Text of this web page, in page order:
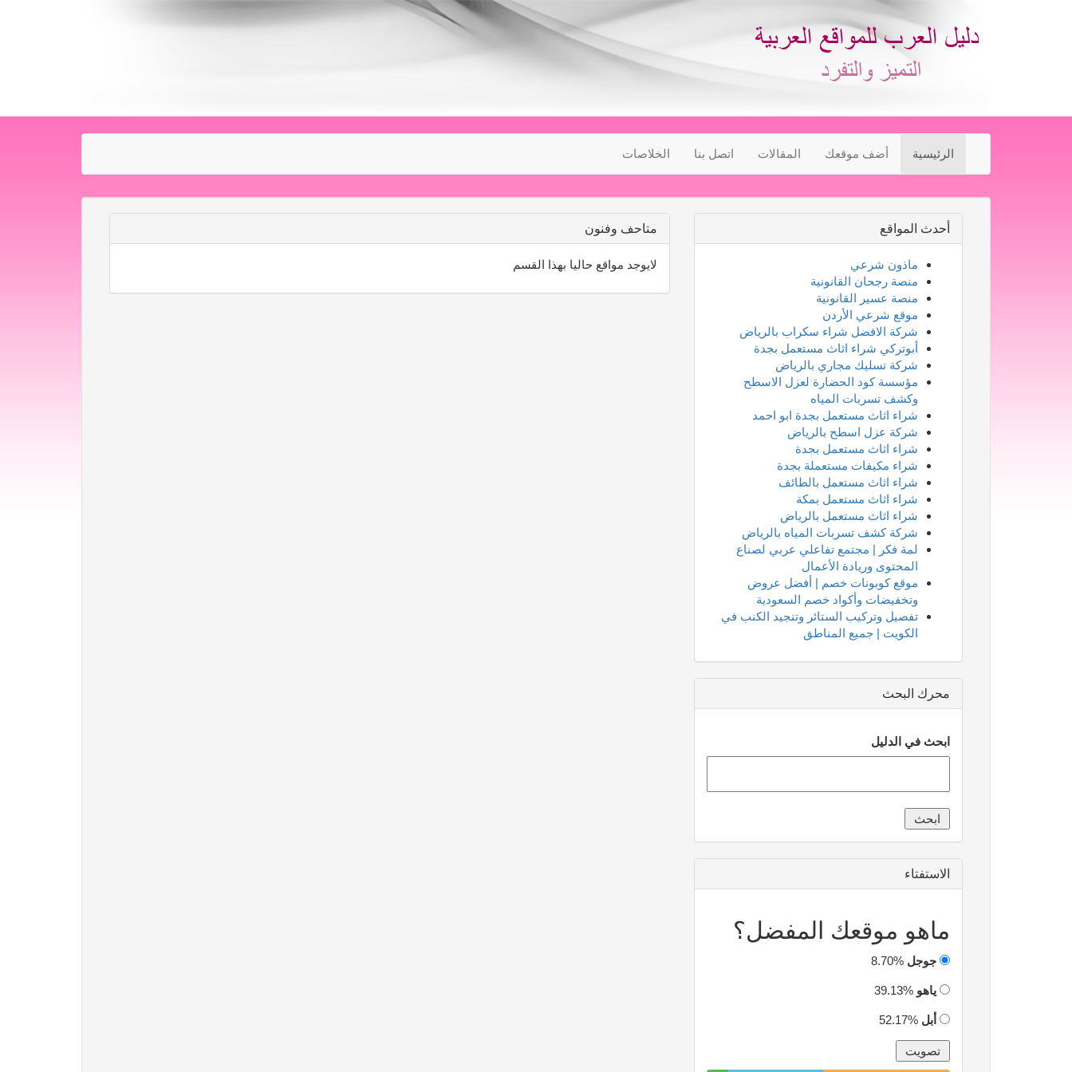
الرئيسية أضف موقعك المقالات اتصل بنا الخلاصات
متاحف وفنون
لايوجد مواقع حاليا بهذا القسم
أحدث المواقع
ماذون شرعي
منصة رجحان القانونية
منصة عسير القانونية
موقع شرعي الأردن
شركة الافضل شراء سكراب بالرياض
أبوتركي شراء اثاث مستعمل بجدة
شركة تسليك مجاري بالرياض
مؤسسة كود الحضارة لعزل الاسطح
وكشف تسربات المياه
شراء اثاث مستعمل بجدة ابو احمد
شركة عزل اسطح بالرياض
شراء اثاث مستعمل بجدة
شراء مكيفات مستعملة بجدة
شراء اثاث مستعمل بالطائف
شراء اثاث مستعمل بمكة
شراء اثاث مستعمل بالرياض
شركة كشف تسربات المياه بالرياض
لمة فكر | مجتمع تفاعلي عربي لصناع
المحتوى وريادة الأعمال
موقع كوبونات خصم | أفضل عروض
وتخفيضات وأكواد خصم السعودية
تفصيل وتركيب الستائر وتنجيد الكنب في
الكويت | جميع المناطق
محرك البحث
ابحث في الدليل
الاستفتاء
ماهو موقعك المفضل؟
جوجل 8.70%
ياهو 39.13%
أبل 52.17%